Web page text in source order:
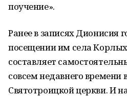
поучение».
Ранее в записях Дионисия
посещении им села
составляет
совсем недавнего времени
Святотроицкой церкви. И